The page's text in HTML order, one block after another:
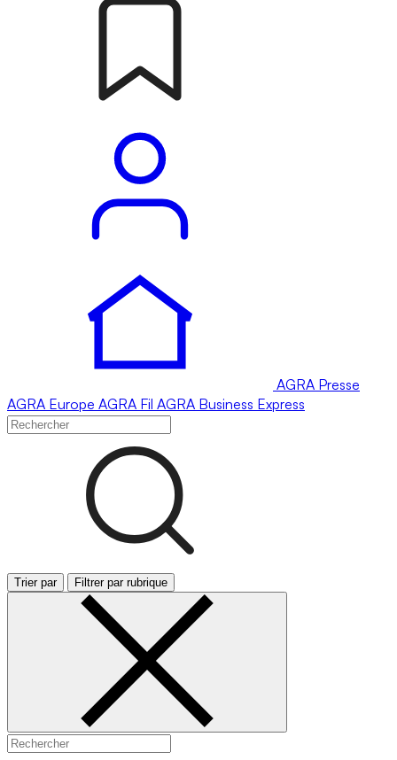
AGRA Presse
AGRA Europe AGRA Fil AGRA Business Express
Trier par Filtrer par rubrique